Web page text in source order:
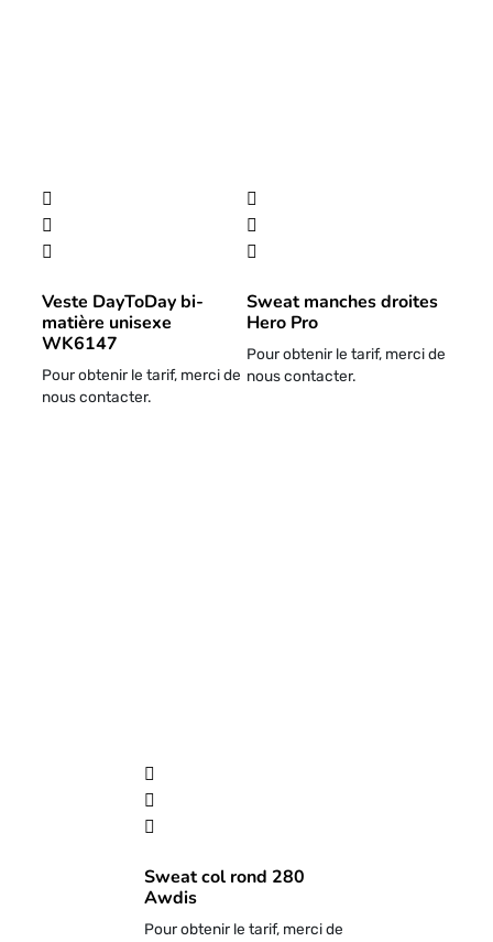
Veste DayToDay bi-
matière unisexe
WK6147
Pour obtenir le tarif, merci de
nous contacter.
Sweat manches droites
Hero Pro
Pour obtenir le tarif, merci de
nous contacter.
Sweat col rond 280
Awdis
Pour obtenir le tarif, merci de